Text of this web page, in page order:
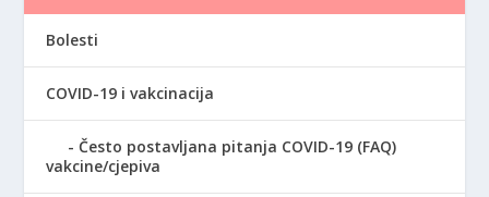
Bolesti
COVID-19 i vakcinacija
Često postavljana pitanja COVID-19 (FAQ)
vakcine/cjepiva